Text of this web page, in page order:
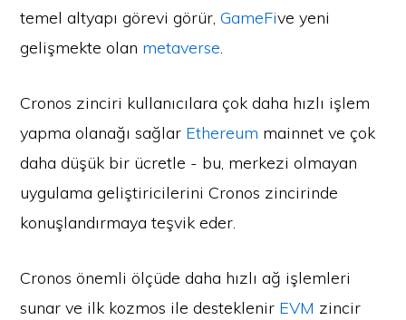
temel altyapı görevi görür,GameFive yeni
gelişmekte olan metaverse.
Cronos zinciri kullanıcılara çok daha hızlı işlem
yapma olanağı sağlar Ethereum mainnet ve çok
daha düşük bir ücretle - bu, merkezi olmayan
uygulama geliştiricilerini Cronos zincirinde
konuşlandırmaya teşvik eder.
Cronos önemli ölçüde daha hızlı ağ işlemleri
sunar ve ilk kozmos ile desteklenir EVM zincir